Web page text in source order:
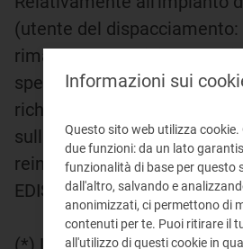
(utente del dispacciamento:
rimanda la definizione degli
specifici e la valutazione
richieste nell'ambito
sull'istanza di ammissione
reintegrazione dei costi
EDISON.
(*) La scheda ha carattere
Informazioni sui
Questo sito web utilizza cookie.
due funzioni: da un lato
funzionalità di base per questo
dall'altro, salvando e
anonimizzati, ci permettono di
contenuti per te. Puoi ritirare il
all'utilizzo di questi cookie in